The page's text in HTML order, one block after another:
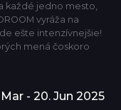
každé jedno mesto,
vyráža na
ešte intenzívnejšie!
mená čoskoro
- 20. Jun 2025